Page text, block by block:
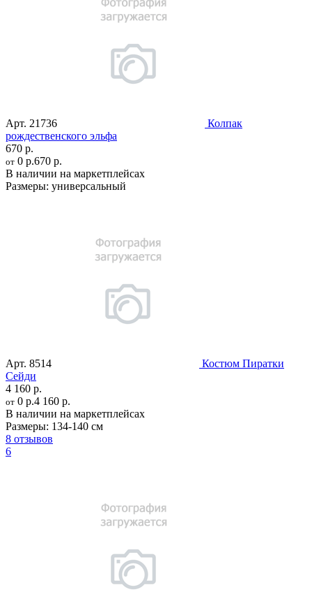
Арт. 21736
Колпак
рождественского эльфа
670 р.
от 0 р.670 р.
В наличии на маркетплейсах
Размеры: универсальный
Арт. 8514
Костюм Пиратки
Сейди
4 160 р.
от 0 р.4 160 р.
В наличии на маркетплейсах
Размеры: 134-140 см
8 отзывов
6